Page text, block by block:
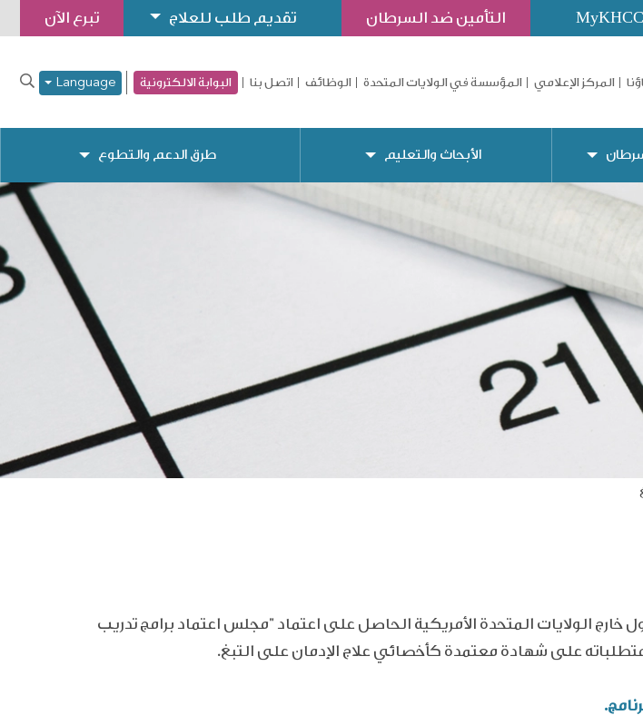
تبرع الآن تقديم طلب للعلاج التأمين ضد السرطان
المركز الإعلامي المؤسسة في الولايات المتحدة الوظائف اتصل بنا البوابة الالكترونية Language
الأبحاث والتعليم طرق الدعم والتطوع
خارج الولايات المتحدة الأمريكية الحاصل على اعتماد "مجلس اعتماد برامج تدريب
على شهادة معتمدة كأخصائي علاج الإدمان على التبغ.